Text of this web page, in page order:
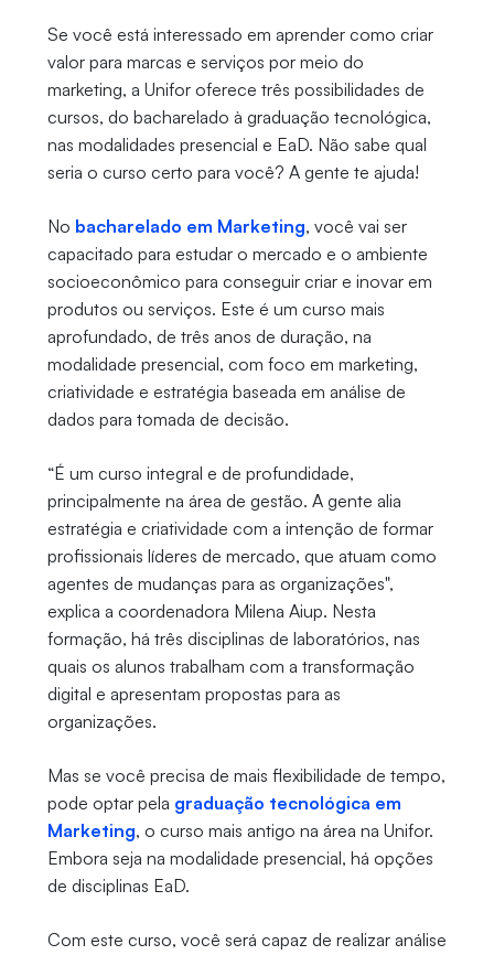
Se você está interessado em aprender como criar
valor para marcas e serviços por meio do
marketing, a Unifor oferece três possibilidades de
cursos, do bacharelado à graduação tecnológica,
nas modalidades presencial e EaD. Não sabe qual
seria o curso certo para você? A gente te ajuda!
No bacharelado em Marketing, você vai ser
capacitado para estudar o mercado e o ambiente
socioeconômico para conseguir criar e inovar em
produtos ou serviços. Este é um curso mais
aprofundado, de três anos de duração, na
modalidade presencial, com foco em marketing,
criatividade e estratégia baseada em análise de
dados para tomada de decisão.
“É um curso integral e de profundidade,
principalmente na área de gestão. A gente alia
estratégia e criatividade com a intenção de formar
profissionais líderes de mercado, que atuam como
agentes de mudanças para as organizações",
explica a coordenadora Milena Aiup. Nesta
formação, há três disciplinas de laboratórios, nas
quais os alunos trabalham com a transformação
digital e apresentam propostas para as
organizações.
Mas se você precisa de mais flexibilidade de tempo,
pode optar pela graduação tecnológica em
Marketing, o curso mais antigo na área na Unifor.
Embora seja na modalidade presencial, há opções
de disciplinas EaD.
Com este curso, você será capaz de realizar análise